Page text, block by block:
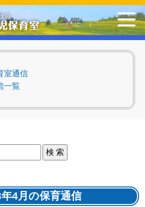
ご利用申し込み ご利用方法
入室時の持ち物
採用情報
室通信
一覧
年4月の保育通信